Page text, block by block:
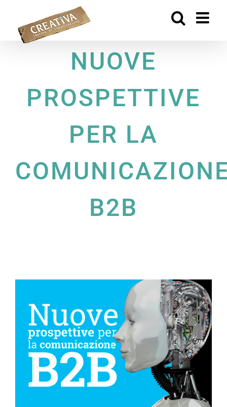
contenuto
NUOVE
PROSPETTIVE
PER LA
B2B
immagine